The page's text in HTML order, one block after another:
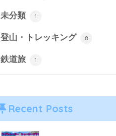
未分類 1
登山・トレッキング 8
鉄道旅 1
Recent Posts